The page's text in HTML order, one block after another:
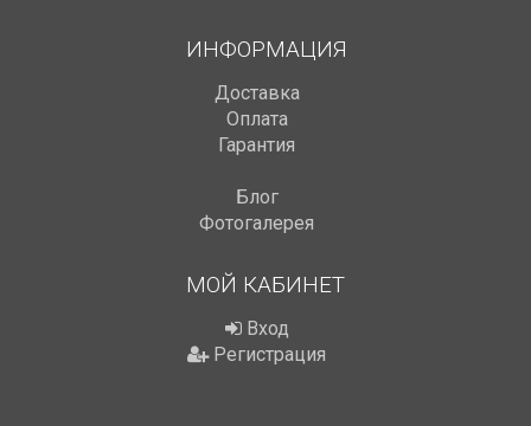
ИНФОРМАЦИЯ
Доставка
Оплата
Гарантия
Блог
Фотогалерея
МОЙ КАБИНЕТ
Вход
Регистрация